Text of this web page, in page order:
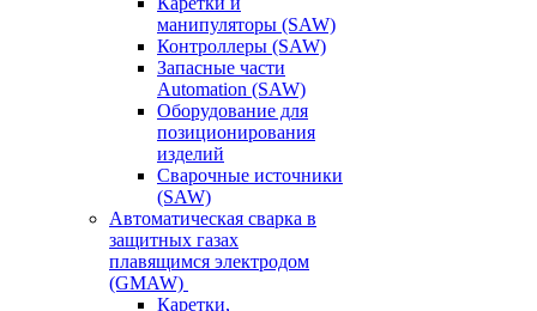
манипуляторы (SAW)
Контроллеры (SAW)
Запасные части
Automation (SAW)
Оборудование для
позиционирования
изделий
Сварочные источники
(SAW)
Автоматическая сварка в
защитных газах
плавящимся электродом
(GMAW)
Каретки,